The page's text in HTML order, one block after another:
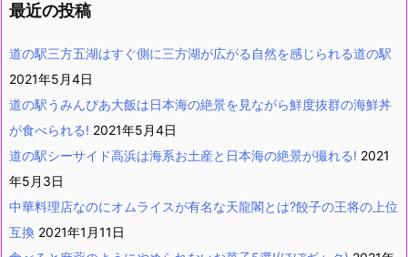
最近の投稿
道の駅三方五湖はすぐ側に三方湖が広がる自然を感じられる道の駅
2021年5月4日
道の駅うみんぴあ大飯は日本海の絶景を見ながら鮮度抜群の海鮮丼
が食べられる! 2021年5月4日
道の駅シーサイド高浜は海系お土産と日本海の絶景が撮れる! 2021
年5月3日
中華料理店なのにオムライスが有名な天龍閣とは?餃子の王将の上位
互換 2021年1月11日